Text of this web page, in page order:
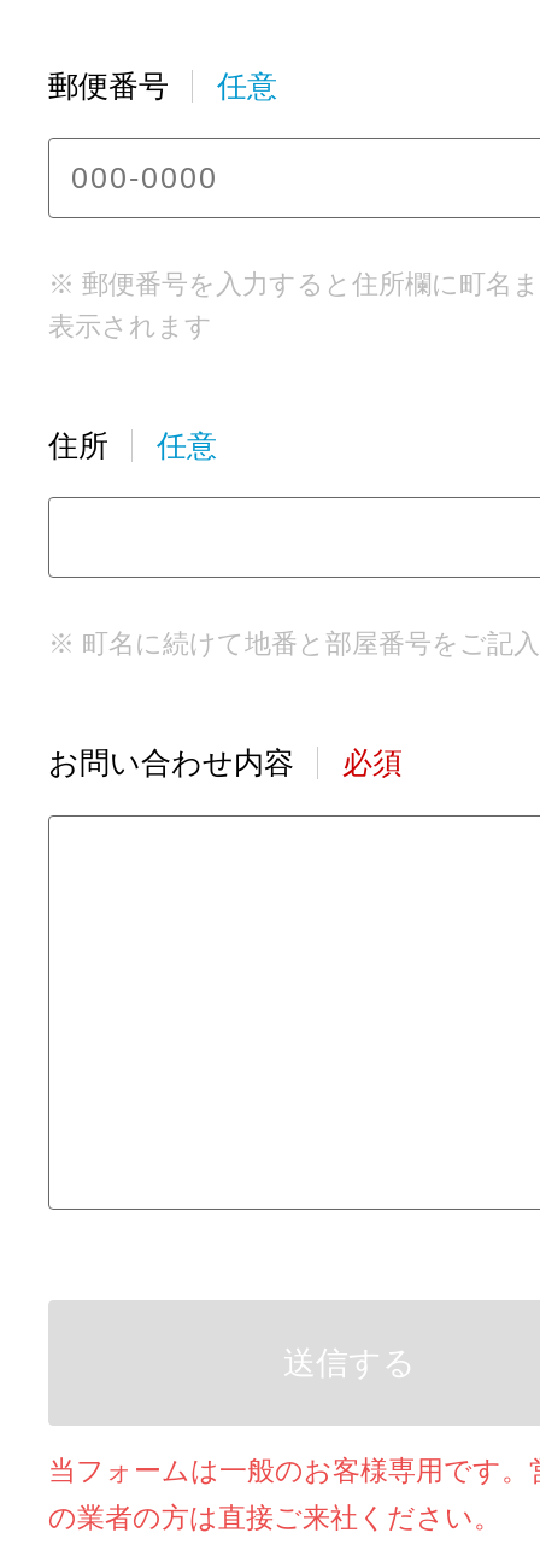
郵便番号 任意
※ 郵便番号を入力すると住所欄に町名
表示されます
住所 任意
※ 町名に続けて地番と部屋番号をご記
お問い合わせ内容 必須
当フォームは一般のお客様専用です。
の業者の方は直接ご来社ください。